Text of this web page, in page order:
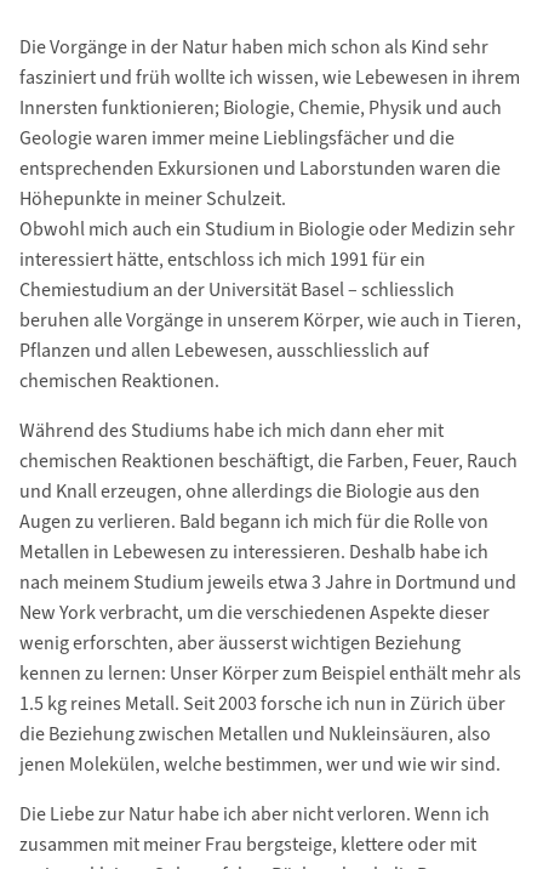
Die Vorgänge in der Natur haben mich schon als Kind sehr
fasziniert und früh wollte ich wissen, wie Lebewesen in ihrem
Innersten funktionieren; Biologie, Chemie, Physik und auch
Geologie waren immer meine Lieblingsfächer und die
entsprechenden Exkursionen und Laborstunden waren die
Höhepunkte in meiner Schulzeit.
Obwohl mich auch ein Studium in Biologie oder Medizin sehr
interessiert hätte, entschloss ich mich 1991 für ein
Chemiestudium an der Universität Basel – schliesslich
beruhen alle Vorgänge in unserem Körper, wie auch in Tieren,
Pflanzen und allen Lebewesen, ausschliesslich auf
chemischen Reaktionen.
Während des Studiums habe ich mich dann eher mit
chemischen Reaktionen beschäftigt, die Farben, Feuer, Rauch
und Knall erzeugen, ohne allerdings die Biologie aus den
Augen zu verlieren. Bald begann ich mich für die Rolle von
Metallen in Lebewesen zu interessieren. Deshalb habe ich
nach meinem Studium jeweils etwa 3 Jahre in Dortmund und
New York verbracht, um die verschiedenen Aspekte dieser
wenig erforschten, aber äusserst wichtigen Beziehung
kennen zu lernen: Unser Körper zum Beispiel enthält mehr als
1.5 kg reines Metall. Seit 2003 forsche ich nun in Zürich über
die Beziehung zwischen Metallen und Nukleinsäuren, also
jenen Molekülen, welche bestimmen, wer und wie wir sind.
Die Liebe zur Natur habe ich aber nicht verloren. Wenn ich
zusammen mit meiner Frau bergsteige, klettere oder mit